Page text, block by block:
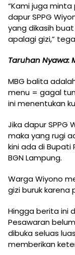
“Kami juga
dapur SPPG
yang dikasih
apalagi gizi,”
Taruhan Nyawa:
MBG balita
menu = gagal
ini menentukan
Jika dapur SPPG
maka yang rugi
kini ada di Bupati
BGN Lampung.
Warga Wiyono
gizi buruk
Hingga berita ini
Pesawaran
dibuka seluas
memberikan